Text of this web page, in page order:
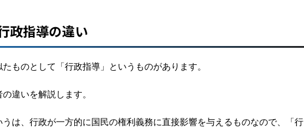
政指導の違い
たものとして「行政指導」というものがあります。
違いを解説します。
うは、行政が一方的に国民の権利義務に直接影響を与えるものなので、「行